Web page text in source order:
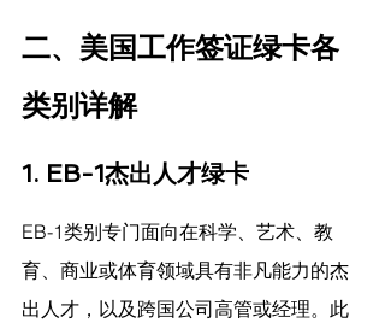
二、美国工作签证绿卡各
类别详解
1. EB-1杰出人才绿卡
EB-1类别专门面向在科学、艺术、教
育、商业或体育领域具有非凡能力的杰
出人才，以及跨国公司高管或经理。此